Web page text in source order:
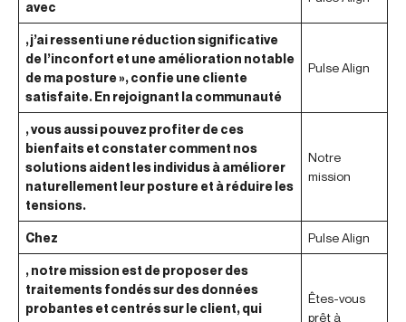
avec
, j’ai ressenti une réduction significative
de l’inconfort et une amélioration notable
de ma posture », confie une cliente
satisfaite. En rejoignant la communauté
Pulse Align
, vous aussi pouvez profiter de ces
bienfaits et constater comment nos
solutions aident les individus à améliorer
naturellement leur posture et à réduire les
tensions.
Notre
mission
Chez Pulse Align
, notre mission est de proposer des
traitements fondés sur des données
probantes et centrés sur le client, qui
Êtes-vous
prêt à